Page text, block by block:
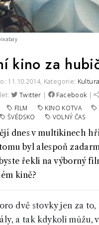
kino za
11.10.2014, Kategorie: Kultura
Twitter | Facebook |
FILM KINO KOTVA
ŠVÉDSKO VOLNÝ ČAS
dnes v multikinech
byl alespoň
řekli na výborný
kině?
dvě stovky jen za to,
a tak kdykoli můžu,